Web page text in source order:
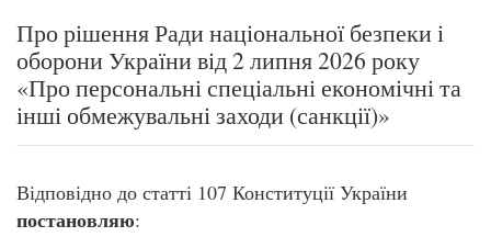
Про рішення Ради національної безпеки і
оборони України від 2 липня 2026 року
«Про персональні спеціальні економічні та
інші обмежувальні заходи (санкції)»
Відповідно до статті 107 Конституції України
постановляю: